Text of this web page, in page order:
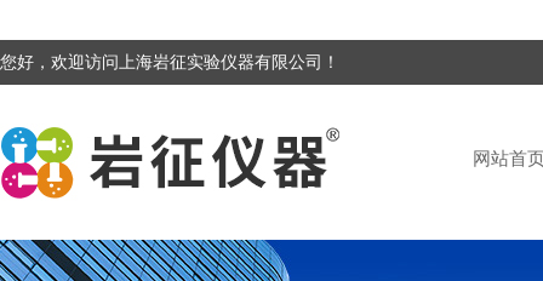
您好，欢迎访问上海岩征实验仪器有限公司！
网站首